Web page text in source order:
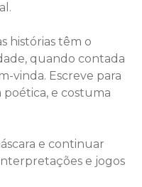
histórias têm o
quando contada
vinda. Escreve para
e costuma
e continuar
e jogos